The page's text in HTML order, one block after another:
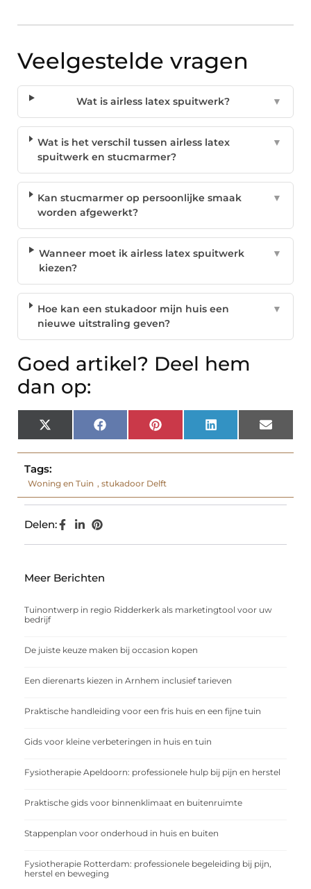
Veelgestelde vragen
Wat is airless latex spuitwerk? ▼
Wat is het verschil tussen airless latex
spuitwerk en stucmarmer?
▼
Kan stucmarmer op persoonlijke smaak
worden afgewerkt?
▼
Wanneer moet ik airless latex spuitwerk
kiezen?
▼
Hoe kan een stukadoor mijn huis een
nieuwe uitstraling geven?
▼
Goed artikel? Deel hem
dan op:
X
(Twitter)
Facebook Pinterest LinkedIn Email
Tags:
Woning en Tuin , stukadoor Delft
Delen:
Meer Berichten
Tuinontwerp in regio Ridderkerk als marketingtool voor uw
bedrijf
De juiste keuze maken bij occasion kopen
Een dierenarts kiezen in Arnhem inclusief tarieven
Praktische handleiding voor een fris huis en een fijne tuin
Gids voor kleine verbeteringen in huis en tuin
Fysiotherapie Apeldoorn: professionele hulp bij pijn en herstel
Praktische gids voor binnenklimaat en buitenruimte
Stappenplan voor onderhoud in huis en buiten
Fysiotherapie Rotterdam: professionele begeleiding bij pijn,
herstel en beweging